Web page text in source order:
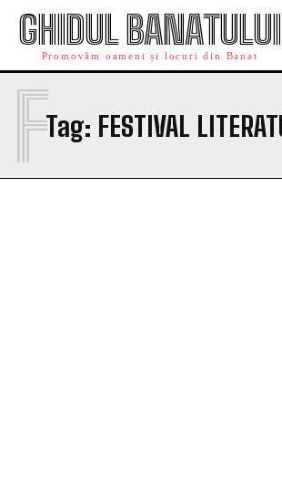
GHIDUL BANATULUI
Promovăm oameni și locuri din Banat
Tag: FESTIVAL
F